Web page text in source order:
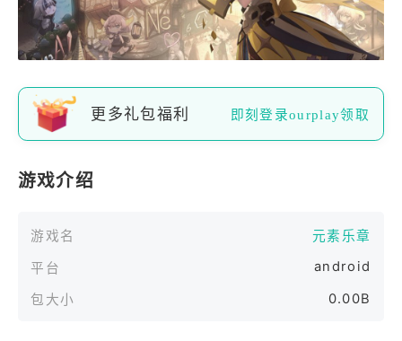
更多礼包福利 即刻登录ourplay领取
游戏介绍
游戏名
元素乐章
平台
android
包大小 0.00B